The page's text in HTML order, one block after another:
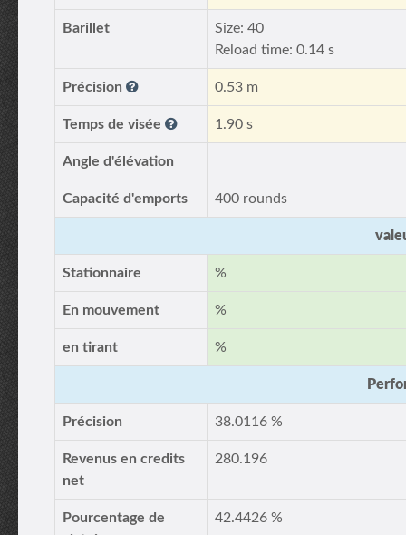
Barillet
Size: 40
Reload time: 0.14 s
Précision 0.53 m
Temps de visée 1.90 s
Angle d'élévation
Capacité d'emports 400 rounds
Stationnaire %
En mouvement %
en tirant %
Précision 38.0116 %
Revenus en credits
net
280.196
Pourcentage de
42.4426 %